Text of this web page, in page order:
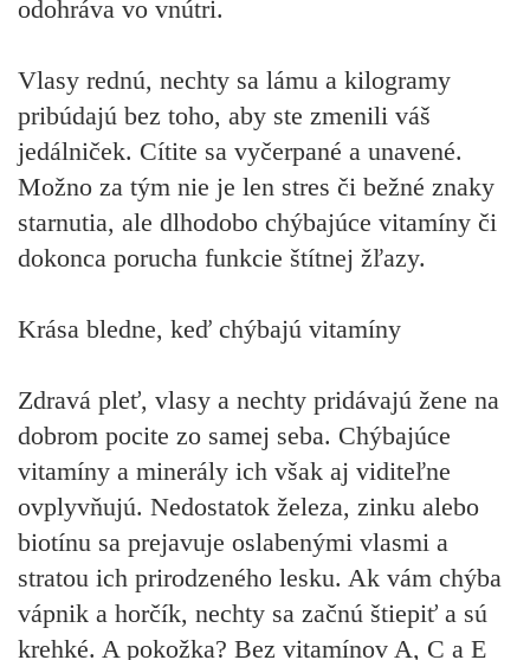
odohráva vo vnútri.
Vlasy rednú, nechty sa lámu a kilogramy
pribúdajú bez toho, aby ste zmenili váš
jedálniček. Cítite sa vyčerpané a unavené.
Možno za tým nie je len stres či bežné znaky
starnutia, ale dlhodobo chýbajúce vitamíny či
dokonca porucha funkcie štítnej žľazy.
Krása bledne, keď chýbajú vitamíny
Zdravá pleť, vlasy a nechty pridávajú žene na
dobrom pocite zo samej seba. Chýbajúce
vitamíny a minerály ich však aj viditeľne
ovplyvňujú. Nedostatok železa, zinku alebo
biotínu sa prejavuje oslabenými vlasmi a
stratou ich prirodzeného lesku. Ak vám chýba
vápnik a horčík, nechty sa začnú štiepiť a sú
krehké. A pokožka? Bez vitamínov A, C a E